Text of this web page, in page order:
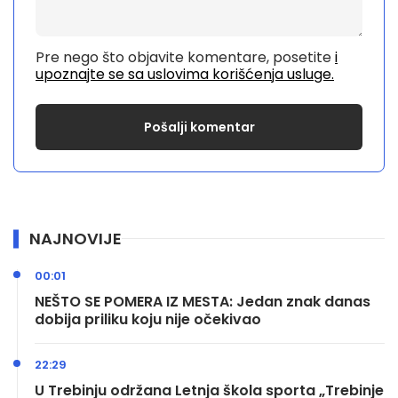
Pre nego što objavite komentare, posetitei
upoznajte se sa uslovima korišćenja usluge.
NAJNOVIJE
NEŠTO SE POMERA IZ MESTA: Jedan znak danas
dobija priliku koju nije očekivao
00:01
U Trebinju održana Letnja škola sporta „Trebinje
22:29